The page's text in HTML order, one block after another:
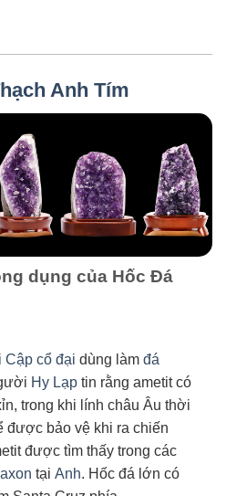
Anh Tím
dụng của Hốc Đá
Cập cổ đại dùng làm đá
Hy Lạp tin rằng ametit có
trong khi lính châu Âu thời
được bảo vệ khi ra chiến
được tìm thấy trong các
tại Anh. Hốc đá lớn có